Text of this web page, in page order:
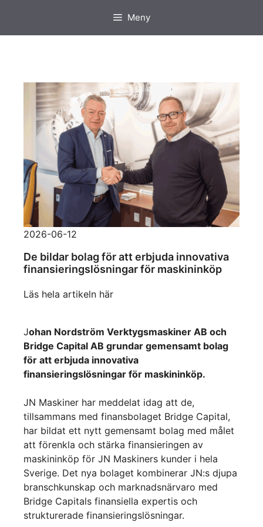
innehåll
Meny
2026-06-12
De bildar bolag för att erbjuda innovativa
finansieringslösningar för maskininköp
Läs hela artikeln här
Johan Nordström Verktygsmaskiner AB och
Bridge Capital AB grundar gemensamt bolag
för att erbjuda innovativa
finansieringslösningar för maskininköp.
JN Maskiner har meddelat idag att de,
tillsammans med finansbolaget Bridge Capital,
har bildat ett nytt gemensamt bolag med målet
att förenkla och stärka finansieringen av
maskininköp för JN Maskiners kunder i hela
Sverige. Det nya bolaget kombinerar JN:s djupa
branschkunskap och marknadsnärvaro med
Bridge Capitals finansiella expertis och
strukturerade finansieringslösningar.